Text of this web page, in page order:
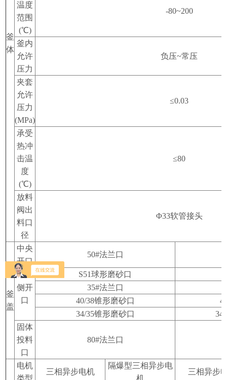
釜
体
温度
范围
(℃)
-80~200
釜内
允许
压力
负压~常压
夹套
允许
压力
(MPa)
≤0.03
承受
热冲
击温
度
(℃)
≤80
放料
阀出
料口
径
Φ33软管接头
釜
盖
中央
开口
50#法兰口
侧开
口
S51球形磨砂口
35#法兰口
40/38锥形磨砂口
34/35锥形磨砂口
固体
投料
口
80#法兰口
电机
三相异步电机
隔爆型三相异步电
三相异步